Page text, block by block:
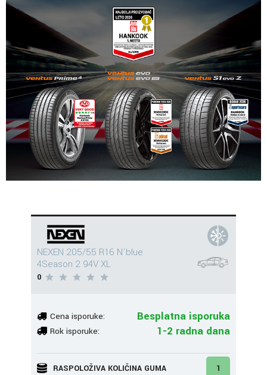
NEXEN 205/55 R16 N'blue
4Season 2 94V XL
0
Cena isporuke: Besplatna isporuka
Rok isporuke: 1-2 radna dana
RASPOLOŽIVA KOLIČINA GUMA 1